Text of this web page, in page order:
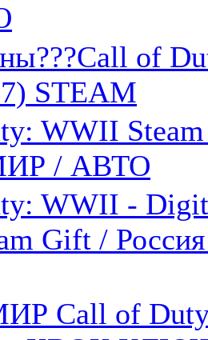
of
STEAM
WWII
/ АВТО
WWII -
Gift /
Call of